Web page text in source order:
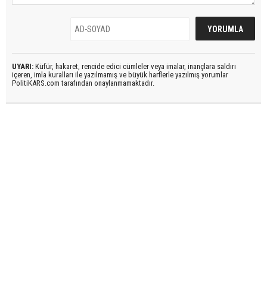
UYARI: Küfür, hakaret, rencide edici cümleler veya imalar, inançlara saldırı
içeren, imla kuralları ile yazılmamış ve büyük harflerle yazılmış yorumlar
PolitiKARS.com tarafından onaylanmamaktadır.